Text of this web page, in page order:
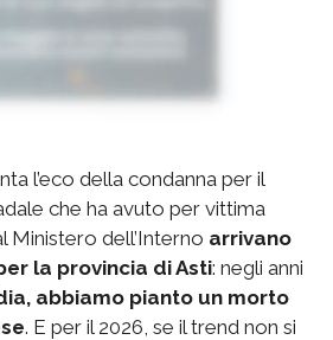
l’eco della condanna per il
che ha avuto per vittima
Ministero dell’Interno arrivano
la provincia di Asti: negli anni
abbiamo pianto un morto
. E per il 2026, se il trend non si